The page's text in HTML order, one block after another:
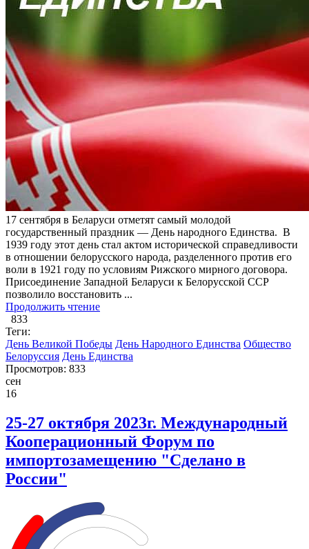
17 сентября в Беларуси отметят самый молодой
государственный праздник — День народного Единства. В
1939 году этот день стал актом исторической справедливости
в отношении белорусского народа, разделенного против его
воли в 1921 году по условиям Рижского мирного договора.
Присоединение Западной Беларуси к Белорусской ССР
позволило восстановить ...
Продолжить чтение
833
Теги:
День Великой Победы День Народного Единства Общество
Белоруссия День Единства
Просмотров: 833
сен
16
25-27 октября 2023г. Международный
Кооперационный Форум по
импортозамещению "Сделано в
России"